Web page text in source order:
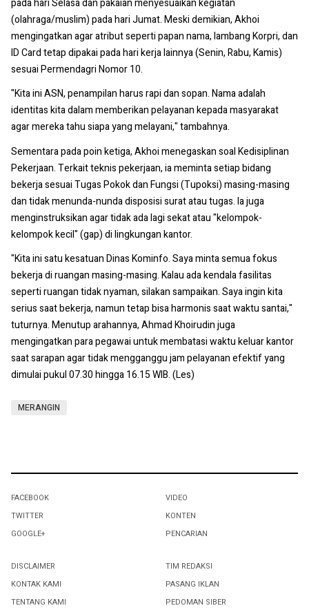
pada hari Selasa dan pakaian menyesuaikan kegiatan
(olahraga/muslim) pada hari Jumat. Meski demikian, Akhoi
mengingatkan agar atribut seperti papan nama, lambang Korpri, dan
ID Card tetap dipakai pada hari kerja lainnya (Senin, Rabu, Kamis)
sesuai Permendagri Nomor 10.
"Kita ini ASN, penampilan harus rapi dan sopan. Nama adalah
identitas kita dalam memberikan pelayanan kepada masyarakat
agar mereka tahu siapa yang melayani," tambahnya.
Sementara pada poin ketiga, Akhoi menegaskan soal Kedisiplinan
Pekerjaan. Terkait teknis pekerjaan, ia meminta setiap bidang
bekerja sesuai Tugas Pokok dan Fungsi (Tupoksi) masing-masing
dan tidak menunda-nunda disposisi surat atau tugas. Ia juga
menginstruksikan agar tidak ada lagi sekat atau "kelompok-
kelompok kecil" (gap) di lingkungan kantor.
"Kita ini satu kesatuan Dinas Kominfo. Saya minta semua fokus
bekerja di ruangan masing-masing. Kalau ada kendala fasilitas
seperti ruangan tidak nyaman, silakan sampaikan. Saya ingin kita
serius saat bekerja, namun tetap bisa harmonis saat waktu santai,"
tuturnya. Menutup arahannya, Ahmad Khoirudin juga
mengingatkan para pegawai untuk membatasi waktu keluar kantor
saat sarapan agar tidak mengganggu jam pelayanan efektif yang
dimulai pukul 07.30 hingga 16.15 WIB. (Les)
MERANGIN
FACEBOOK
TWITTER
GOOGLE+
VIDEO
KONTEN
PENCARIAN
DISCLAIMER
KONTAK KAMI
TENTANG KAMI
TIM REDAKSI
PASANG IKLAN
PEDOMAN SIBER